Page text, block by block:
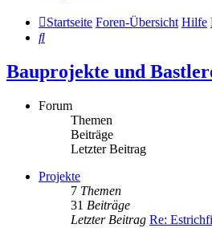
Startseite Foren-Übersicht Hilfe
Suche
Bauprojekte und
Forum
Themen
Beiträge
Letzter Beitrag
Projekte
7 Themen
31 Beiträge
Letzter Beitrag Re: